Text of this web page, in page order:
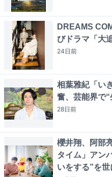
DREAMS
びドラマ「大
24日前
相葉雅紀「い
奮、芸能界で
28日前
櫻井翔、阿部
タイム」アン
いをする”を